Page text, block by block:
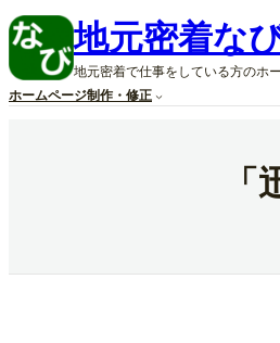
内
容
を
ス
キ
地元密着な
地元密着で仕事をしている方のホ
ホームページ制作・修正